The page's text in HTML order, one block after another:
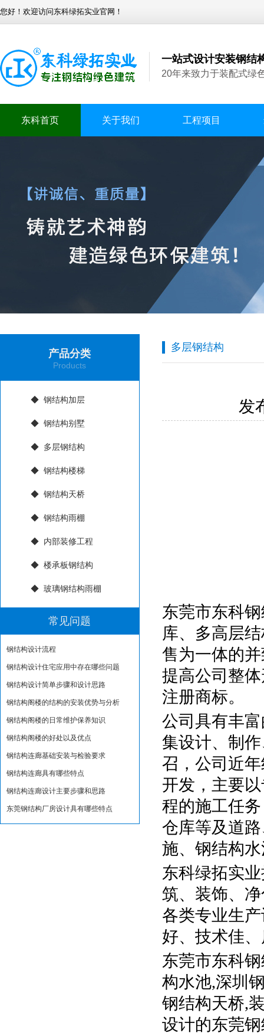
您好！欢迎访问东科绿拓实业官网！
一站式设计安装钢结
20年来致力于装配式绿
东科首页 关于我们 工程项目
产品分类
Products
◆ 钢结构加层
◆ 钢结构别墅
◆ 多层钢结构
◆ 钢结构楼梯
◆ 钢结构天桥
◆ 钢结构雨棚
◆ 内部装修工程
◆ 楼承板钢结构
◆ 玻璃钢结构雨棚
常见问题
钢结构设计流程
钢结构设计住宅应用中存在哪些问题
钢结构设计简单步骤和设计思路
钢结构阁楼的结构的安装优势与分析
钢结构阁楼的日常维护保养知识
钢结构阁楼的好处以及优点
钢结构连廊基础安装与检验要求
钢结构连廊具有哪些特点
钢结构连廊设计主要步骤和思路
东莞钢结构厂房设计具有哪些特点
多层钢结构
发
东莞市东科
库、多高层
售为一体的
提高公司整
注册商标。
公司具有丰
集设计、制
召，公司近
开发，主要
程的施工任
仓库等及道
施、钢结构
东科绿拓实
筑、装饰、
各类专业生
好、技术佳
东莞市东科
构水池,深圳
钢结构天桥,
设计的东莞